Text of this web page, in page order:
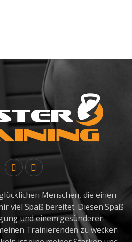
Menschen, die einen
viel Spaß bereitet. Diesen Spaß
und einem gesünderen
Trainierenden zu wecken